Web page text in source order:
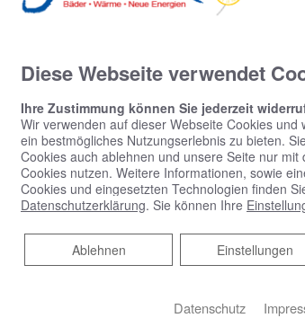
ist urheberrechtlich geschützt.
oder Verwendung auf anderen Webseiten,
von Aufträgen gelten unsere
auch Arbeiten aus anderen Gewerken
Meisterbetriebe ausgeführt.
Diese Webseite verwendet
Ihre Zustimmung können Sie jederzeit
Wir verwenden auf dieser Webseite Cookies und
ein bestmögliches Nutzungserlebnis zu bieten.
Cookies auch ablehnen und unsere Seite nur mit
Cookies nutzen. Weitere Informationen, sowie
Cookies und eingesetzten Technologien finden
Datenschutzerklärung. Sie können Ihre
Einstellungen
Ablehnen
Ablehnen
Datenschutz